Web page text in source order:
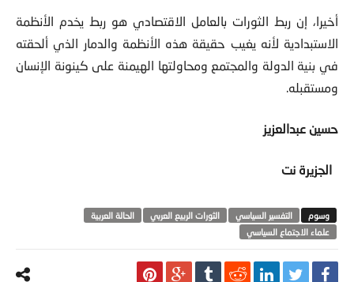
أخيرا، إن ربط الثورات بالعامل الاقتصادي هو ربط يخدم الأنظمة
الاستبدادية لأنه يغيب حقيقة هذه الأنظمة والدمار الذي ألحقته
في بنية الدولة والمجتمع ومحاولتها الهيمنة على كينونة الإنسان
ومستقبله.
حسين عبدالعزيز
الجزيرة نت
التفسير السياسي الثورات الربيع العربي
الحالة العربية
علماء الاجتماع السياسي